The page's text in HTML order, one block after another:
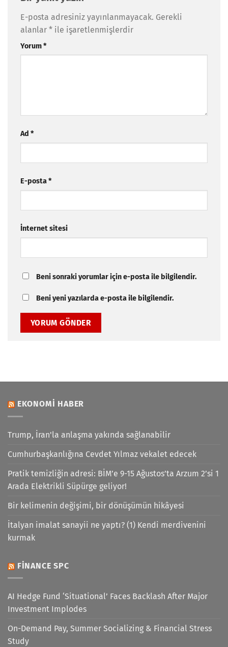
E-posta adresiniz yayınlanmayacak. Gerekli
alanlar * ile işaretlenmişlerdir
Yorum*
Ad *
E-posta*
İnternet sitesi
Beni sonraki yorumlar için e-posta ile bilgilendir.
Beni yeni yazılarda e-posta ile bilgilendir.
EKONOMI HABER
Trump, İran'la anlaşma yakında sağlanabilir
Cumhurbaşkanlığına Cevdet Yılmaz vekalet edecek
Pratik temizliğin adresi: BİM’e 9-15 Ağustos’ta Arzum 2’si 1
Arada Elektrikli Süpürge geliyor!
Bir kelimenin değişimi, bir dönüşümün hikâyesi
İtalyan imalat sanayii ne yaptı? (1) Kendi merdivenini
kurmak
FINANCE SPC
AI Hedge Fund ‘Situational’ Faces Backlash After Major
Investment Implodes
On-Demand Pay, Summer Socializing & Financial Stress
Study